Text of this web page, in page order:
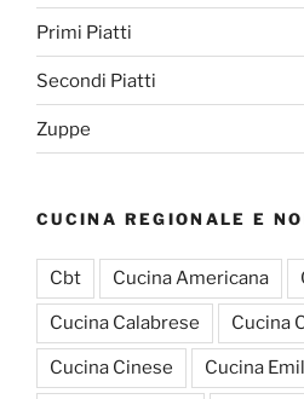
Primi Piatti
Secondi Piatti
Zuppe
CUCINA REGIONALE E
Cbt Cucina Americana
Cucina Calabrese Cucina
Cucina Cinese Cucina